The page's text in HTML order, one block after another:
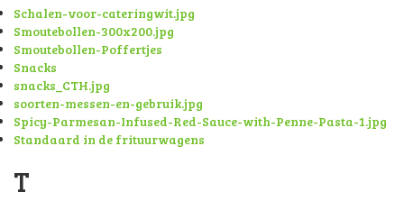
Schalen-voor-cateringwit.jpg
Smoutebollen-300x200.jpg
Smoutebollen-Poffertjes
Snacks
snacks_CTH.jpg
soorten-messen-en-gebruik.jpg
Spicy-Parmesan-Infused-Red-Sauce-with-Penne-Pasta-1.jpg
Standaard in de frituurwagens
T